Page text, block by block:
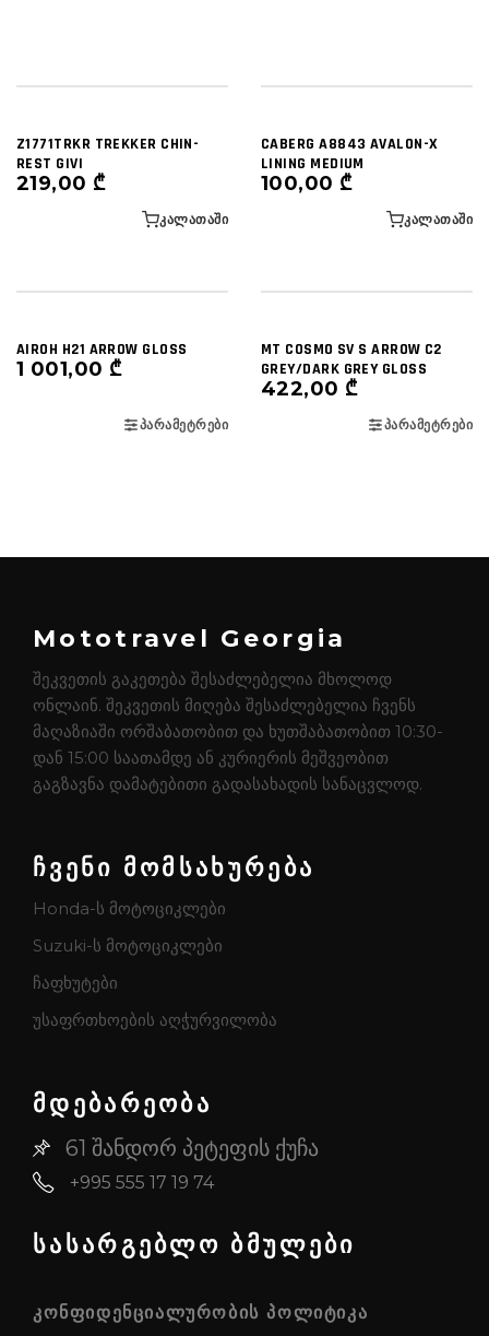
Z1771TRKR TREKKER CHIN-
REST GIVI
219,00 ₾
ᲙᲐᲚᲐᲗᲐᲨᲘ
CABERG A8843 AVALON-X
LINING MEDIUM
100,00 ₾
ᲙᲐᲚᲐᲗᲐᲨᲘ
AIROH H21 ARROW GLOSS
1 001,00 ₾
ᲞᲐᲠᲐᲛᲔᲢᲠᲔᲑᲘ
MT COSMO SV S ARROW C2
GREY/DARK GREY GLOSS
422,00 ₾
ᲞᲐᲠᲐᲛᲔᲢᲠᲔᲑᲘ
Mototravel Georgia
შეკვეთის გაკეთება შესაძლებელია მხოლოდ
ონლაინ. შეკვეთის მიღება შესაძლებელია ჩვენს
მაღაზიაში ორშაბათობით და ხუთშაბათობით 10:30-
დან 15:00 საათამდე ან კურიერის მეშვეობით
გაგზავნა დამატებითი გადასახადის სანაცვლოდ.
ჩვენი მომსახურება
Honda-ს მოტოციკლები
Suzuki-ს მოტოციკლები
ჩაფხუტები
უსაფრთხოების აღჭურვილობა
მდებარეობა
61 შანდორ პეტეფის ქუჩა
+995 555 17 19 74
სასარგებლო ბმულები
ᲙᲝᲜᲤᲘᲓᲔᲜᲪᲘᲐᲚᲣᲠᲝᲑᲘᲡ ᲞᲝᲚᲘᲢᲘᲙᲐ